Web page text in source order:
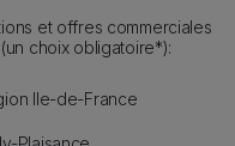
et offres commerciales
choix obligatoire*):
Ile-de-France